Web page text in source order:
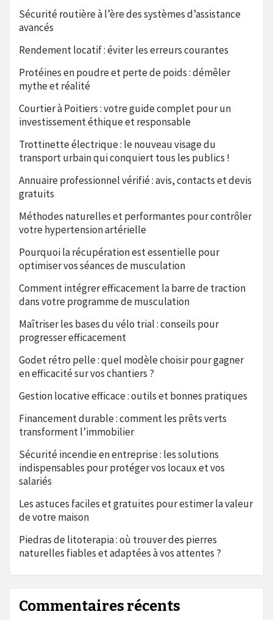
Sécurité routière à l’ère des systèmes d’assistance
avancés
Rendement locatif : éviter les erreurs courantes
Protéines en poudre et perte de poids : démêler
mythe et réalité
Courtier à Poitiers : votre guide complet pour un
investissement éthique et responsable
Trottinette électrique : le nouveau visage du
transport urbain qui conquiert tous les publics !
Annuaire professionnel vérifié : avis, contacts et devis
gratuits
Méthodes naturelles et performantes pour contrôler
votre hypertension artérielle
Pourquoi la récupération est essentielle pour
optimiser vos séances de musculation
Comment intégrer efficacement la barre de traction
dans votre programme de musculation
Maîtriser les bases du vélo trial : conseils pour
progresser efficacement
Godet rétro pelle : quel modèle choisir pour gagner
en efficacité sur vos chantiers ?
Gestion locative efficace : outils et bonnes pratiques
Financement durable : comment les prêts verts
transforment l’immobilier
Sécurité incendie en entreprise : les solutions
indispensables pour protéger vos locaux et vos
salariés
Les astuces faciles et gratuites pour estimer la valeur
de votre maison
Piedras de litoterapia : où trouver des pierres
naturelles fiables et adaptées à vos attentes ?
Commentaires récents